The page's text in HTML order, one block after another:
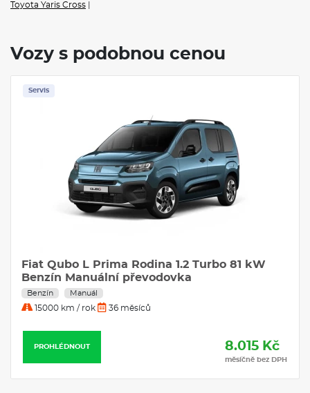
Toyota Yaris Cross
Vozy s podobnou cenou
Servis
Fiat Qubo L Prima Rodina 1.2 Turbo 81 kW
Benzín Manuální převodovka
Benzín Manuál
15000 km / rok 36 měsíců
PROHLÉDNOUT 8.015 Kč
měsíčně bez DPH